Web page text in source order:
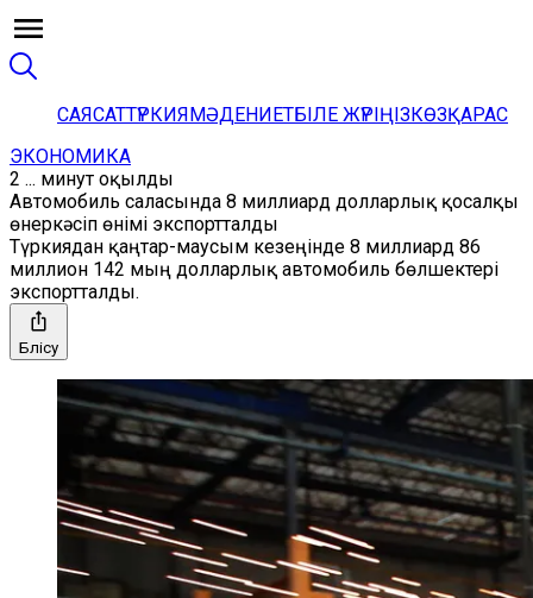
САЯСАТТҮРКИЯМӘДЕНИЕТБІЛЕ ЖҮРІҢІЗКӨЗҚАРАС
ЭКОНОМИКА
2 ... минут оқылды
Автомобиль саласында 8 миллиард долларлық қосалқы
өнеркәсіп өнімі экспортталды
Түркиядан қаңтар-маусым кезеңінде 8 миллиард 86
миллион 142 мың долларлық автомобиль бөлшектері
экспортталды.
Бөлісу